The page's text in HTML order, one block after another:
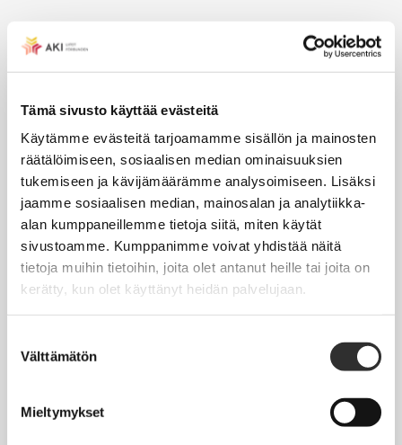
Tämä sivusto käyttää evästeitä
Käytämme evästeitä tarjoamamme sisällön ja mainosten
räätälöimiseen, sosiaalisen median ominaisuuksien
tukemiseen ja kävijämäärämme analysoimiseen. Lisäksi
jaamme sosiaalisen median, mainosalan ja analytiikka-
alan kumppaneillemme tietoja siitä, miten käytät
sivustoamme. Kumppanimme voivat yhdistää näitä
tietoja muihin tietoihin, joita olet antanut heille tai joita on
kerätty, kun olet käyttänyt heidän palvelujaan.
valinta
Välttämätön
Mieltymykset
AJANKOHTAISTA
Uutiset
Blogit
Crux-lehti
JOBI
TYÖELÄMÄOPAS
Työnhaku
Työsuhde ja virkasuhde
virkaehtosopimukset